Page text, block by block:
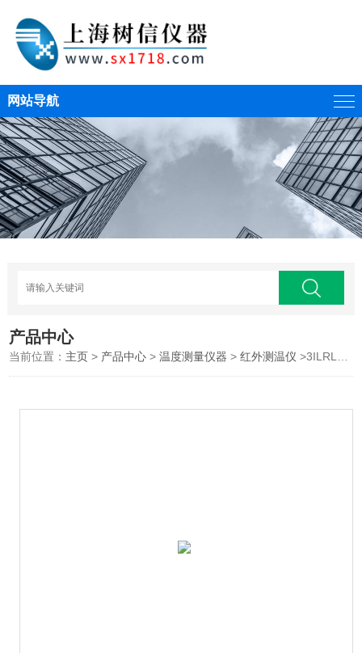
网站导航
产品中心
当前位置： 主页 > 产品中心 >温度测量仪器 >红外测温仪 >3ILRL3红外线测温仪